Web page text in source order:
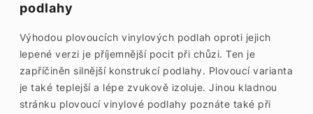
podlahy
Výhodou plovoucích vinylových podlah oproti jejich
lepené verzi je příjemnější pocit při chůzi. Ten je
zapříčiněn silnější konstrukcí podlahy. Plovoucí varianta
je také teplejší a lépe zvukově izoluje. Jinou kladnou
stránku plovoucí vinylové podlahy poznáte také při